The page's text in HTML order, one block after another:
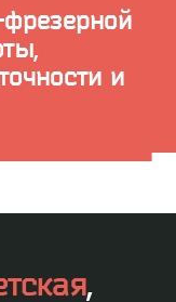
фрезерной
и
,